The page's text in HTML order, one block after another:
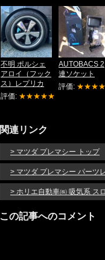
不明 ポルシェ
アロイ（フック
ス）レプリカ
評価: ★★★★★
AUTOBACS 2
連ソケット
評価: ★★★★
関連リンク
> マツダ プレマシー トップ
> マツダ プレマシー パーツ
> ホリエ自動車㈱ 吸気系 ス
この記事へのコメント